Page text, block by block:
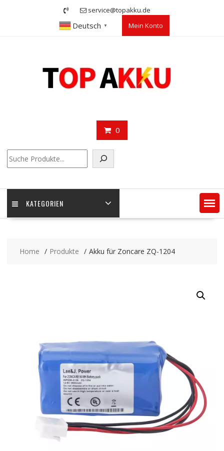
service@topakku.de
Deutsch ▼ Mein Konto
0
KATEGORIEN
Home Produkte Akku für Zoncare ZQ-1204